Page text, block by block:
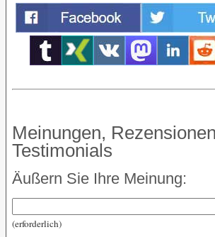
Meinungen,
Testimonials
Äußern Sie Ihre Meinung:
(erforderlich)